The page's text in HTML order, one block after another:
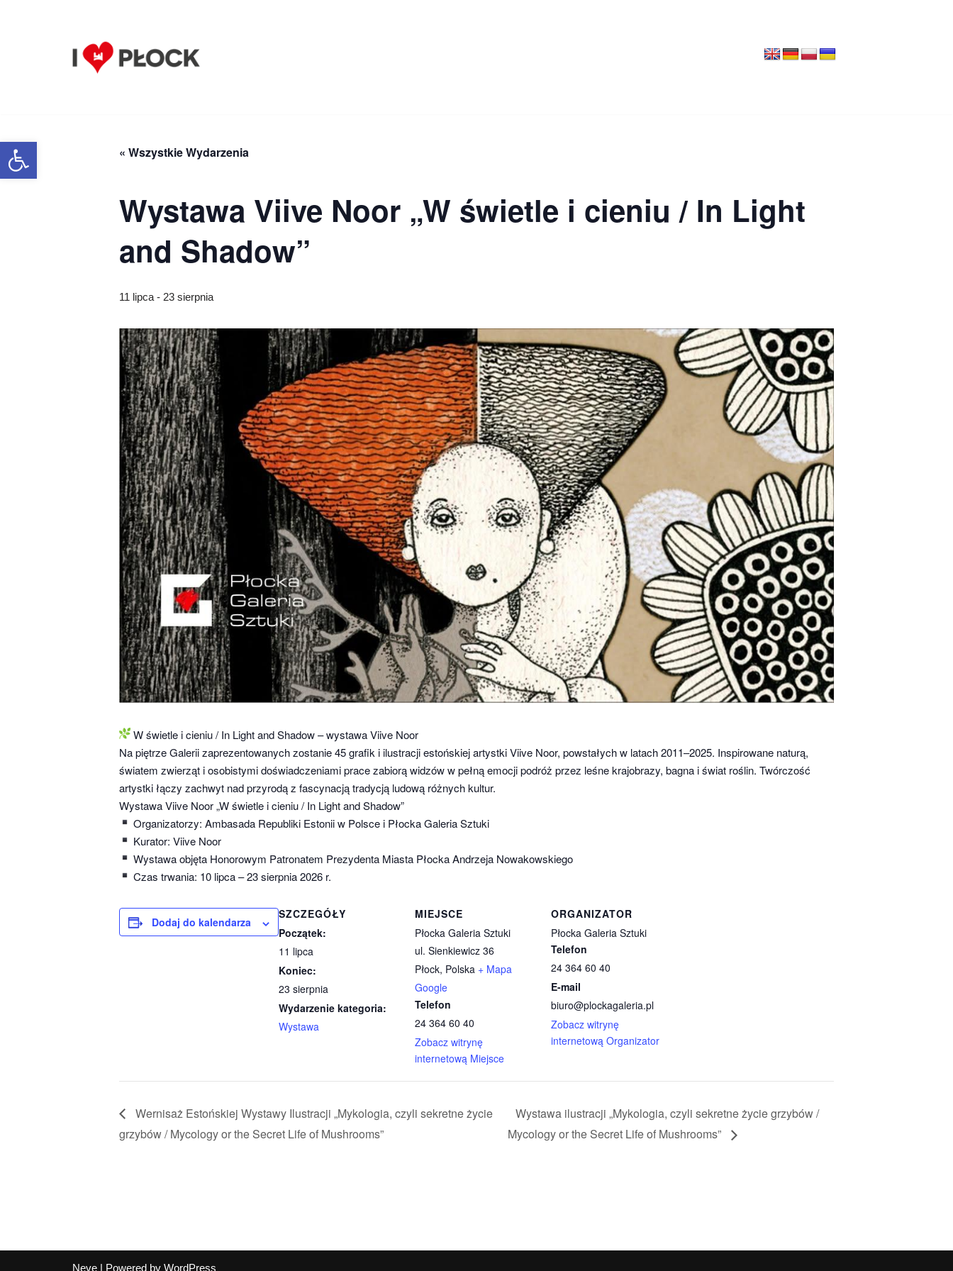
Otwórz pasek narzędzi « Wszystkie Wydarzenia
Wystawa Viive Noor „W świetle i cieniu / In Light
and Shadow”
11 lipca - 23 sierpnia
W świetle i cieniu / In Light and Shadow – wystawa Viive Noor
Na piętrze Galerii zaprezentowanych zostanie 45 grafik i ilustracji estońskiej artystki Viive Noor, powstałych w latach 2011–2025. Inspirowane naturą,
światem zwierząt i osobistymi doświadczeniami prace zabiorą widzów w pełną emocji podróż przez leśne krajobrazy, bagna i świat roślin. Twórczość
artystki łączy zachwyt nad przyrodą z fascynacją tradycją ludową różnych kultur.
Wystawa Viive Noor „W świetle i cieniu / In Light and Shadow”
Organizatorzy: Ambasada Republiki Estonii w Polsce i Płocka Galeria Sztuki
Kurator: Viive Noor
Wystawa objęta Honorowym Patronatem Prezydenta Miasta Płocka Andrzeja Nowakowskiego
Czas trwania: 10 lipca – 23 sierpnia 2026 r.
Dodaj do kalendarza
SZCZEGÓŁY
Początek:
11 lipca
Koniec:
23 sierpnia
Wydarzenie kategoria:
Wystawa
MIEJSCE
Płocka Galeria Sztuki
ul. Sienkiewicz 36
Płock, Polska + Mapa
Google
Telefon
24 364 60 40
Zobacz witrynę
internetową Miejsce
ORGANIZATOR
Płocka Galeria Sztuki
Telefon
24 364 60 40
E-mail
biuro@plockagaleria.pl
Zobacz witrynę
internetową Organizator
Wernisaż Estońskiej Wystawy Ilustracji „Mykologia, czyli sekretne życie
grzybów / Mycology or the Secret Life of Mushrooms”
Wystawa ilustracji „Mykologia, czyli sekretne życie grzybów /
Mycology or the Secret Life of Mushrooms”
Neve | Powered by WordPress